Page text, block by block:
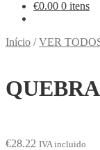
€0.00 0 itens
Início /VER
€28.22 IVA incluido